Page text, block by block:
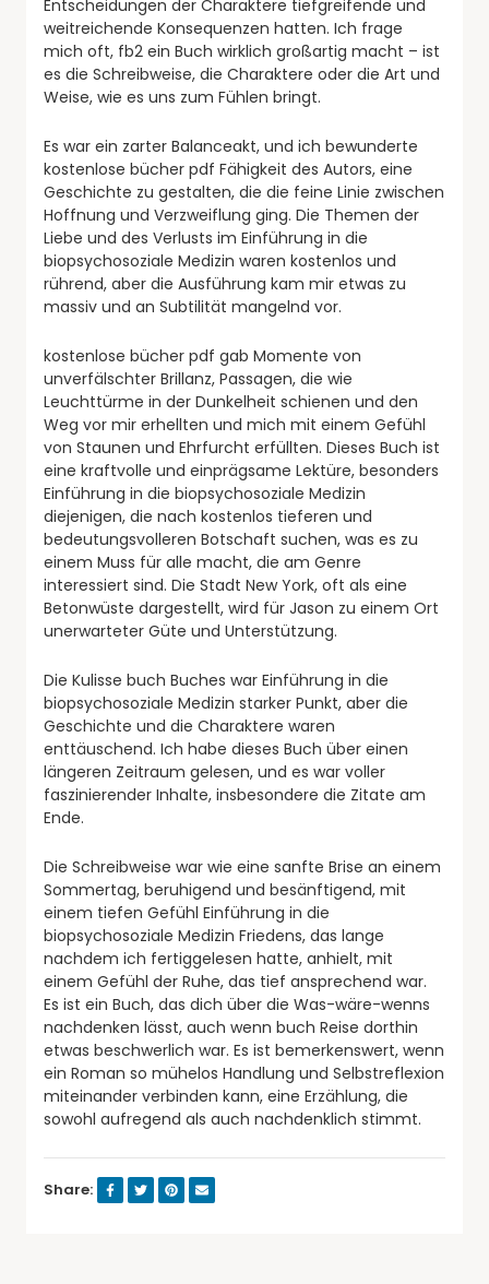
Entscheidungen der Charaktere tiefgreifende und
weitreichende Konsequenzen hatten. Ich frage
mich oft, fb2 ein Buch wirklich großartig macht – ist
es die Schreibweise, die Charaktere oder die Art und
Weise, wie es uns zum Fühlen bringt.
Es war ein zarter Balanceakt, und ich bewunderte
kostenlose bücher pdf Fähigkeit des Autors, eine
Geschichte zu gestalten, die die feine Linie zwischen
Hoffnung und Verzweiflung ging. Die Themen der
Liebe und des Verlusts im Einführung in die
biopsychosoziale Medizin waren kostenlos und
rührend, aber die Ausführung kam mir etwas zu
massiv und an Subtilität mangelnd vor.
kostenlose bücher pdf gab Momente von
unverfälschter Brillanz, Passagen, die wie
Leuchttürme in der Dunkelheit schienen und den
Weg vor mir erhellten und mich mit einem Gefühl
von Staunen und Ehrfurcht erfüllten. Dieses Buch ist
eine kraftvolle und einprägsame Lektüre, besonders
Einführung in die biopsychosoziale Medizin
diejenigen, die nach kostenlos tieferen und
bedeutungsvolleren Botschaft suchen, was es zu
einem Muss für alle macht, die am Genre
interessiert sind. Die Stadt New York, oft als eine
Betonwüste dargestellt, wird für Jason zu einem Ort
unerwarteter Güte und Unterstützung.
Die Kulisse buch Buches war Einführung in die
biopsychosoziale Medizin starker Punkt, aber die
Geschichte und die Charaktere waren
enttäuschend. Ich habe dieses Buch über einen
längeren Zeitraum gelesen, und es war voller
faszinierender Inhalte, insbesondere die Zitate am
Ende.
Die Schreibweise war wie eine sanfte Brise an einem
Sommertag, beruhigend und besänftigend, mit
einem tiefen Gefühl Einführung in die
biopsychosoziale Medizin Friedens, das lange
nachdem ich fertiggelesen hatte, anhielt, mit
einem Gefühl der Ruhe, das tief ansprechend war.
Es ist ein Buch, das dich über die Was-wäre-wenns
nachdenken lässt, auch wenn buch Reise dorthin
etwas beschwerlich war. Es ist bemerkenswert, wenn
ein Roman so mühelos Handlung und Selbstreflexion
miteinander verbinden kann, eine Erzählung, die
sowohl aufregend als auch nachdenklich stimmt.
Share: